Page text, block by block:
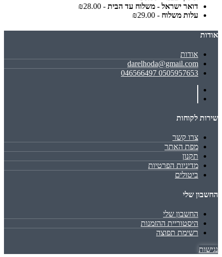
דואר ישראל - משלוח עד הבית - ₪28.00
עלות משלוח - ₪29.00
אודות
אודות
darelhoda@gmail.com
0505957653 046566497
שירות לקוחות
צרו קשר
מפת האתר
תקנון
מדיניות הפרטיות
ביטולים
החשבון שלי
החשבון שלי
היסטוריית ההזמנות
רשימת תפוצה
נגישות